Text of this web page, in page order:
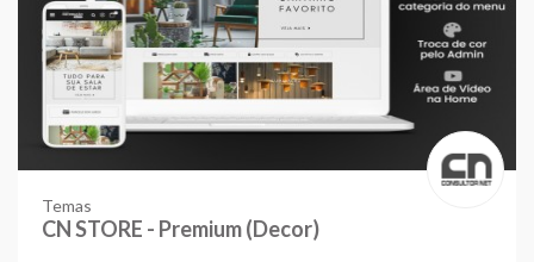
Temas
CN STORE - Premium (Decor)